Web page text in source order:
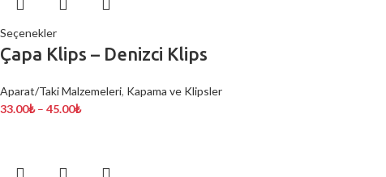
Seçenekler
Çapa Klips – Denizci Klips
Aparat/Taki Malzemeleri, Kapama ve Klipsler
33.00₺ – 45.00₺